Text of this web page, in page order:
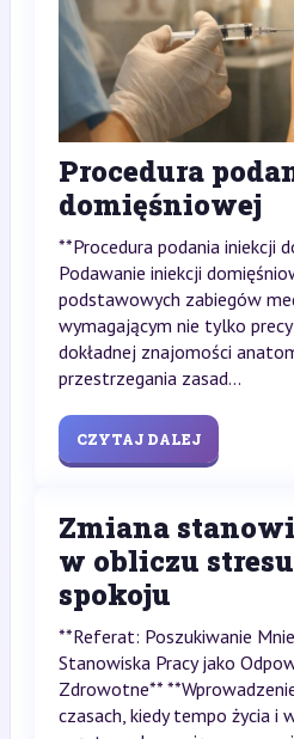
Procedura
domięśniowej
**Procedura podania iniekcji
Podawanie iniekcji
podstawowych zabiegów
wymagającym nie tylko
dokładnej znajomości
przestrzegania zasad...
CZYTAJ DALEJ
Zmiana
w obliczu
spokoju
**Referat: Poszukiwanie
Stanowiska Pracy jako
Zdrowotne**
czasach, kiedy tempo życia i